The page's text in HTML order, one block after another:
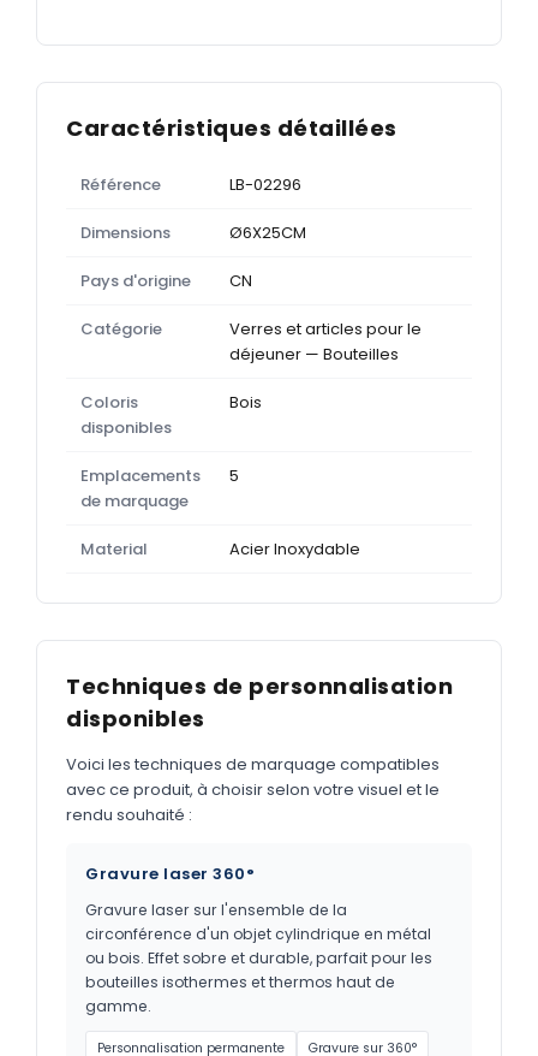
Caractéristiques détaillées
Référence LB-02296
Dimensions Ø6X25CM
Pays d'origine CN
Catégorie
Verres et articles pour le
déjeuner — Bouteilles
Coloris
disponibles
Bois
Emplacements
de marquage
5
Material Acier Inoxydable
Techniques de personnalisation
disponibles
Voici les techniques de marquage compatibles
avec ce produit, à choisir selon votre visuel et le
rendu souhaité :
Gravure laser 360°
Gravure laser sur l'ensemble de la
circonférence d'un objet cylindrique en métal
ou bois. Effet sobre et durable, parfait pour les
bouteilles isothermes et thermos haut de
gamme.
Personnalisation permanente Gravure sur 360°